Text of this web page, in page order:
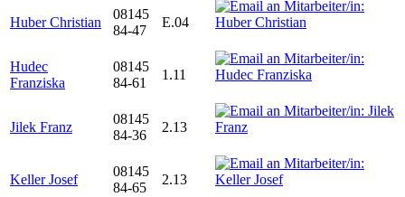
Huber Christian
08145
84-47
E.04
Hudec
Franziska
08145
84-61
1.11
Jilek Franz
08145
84-36
2.13
Keller Josef
08145
84-65
2.13